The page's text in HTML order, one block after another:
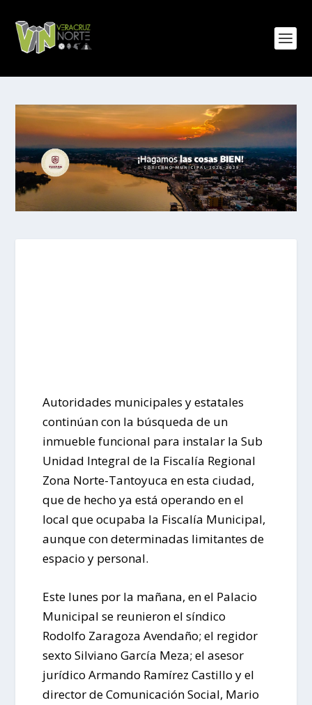
Autoridades municipales y estatales
continúan con la búsqueda de un
inmueble funcional para instalar la Sub
Unidad Integral de la Fiscalía Regional
Zona Norte-Tantoyuca en esta ciudad,
que de hecho ya está operando en el
local que ocupaba la Fiscalía Municipal,
aunque con determinadas limitantes de
espacio y personal.
Este lunes por la mañana, en el Palacio
Municipal se reunieron el síndico
Rodolfo Zaragoza Avendaño; el regidor
sexto Silviano García Meza; el asesor
jurídico Armando Ramírez Castillo y el
director de Comunicación Social, Mario